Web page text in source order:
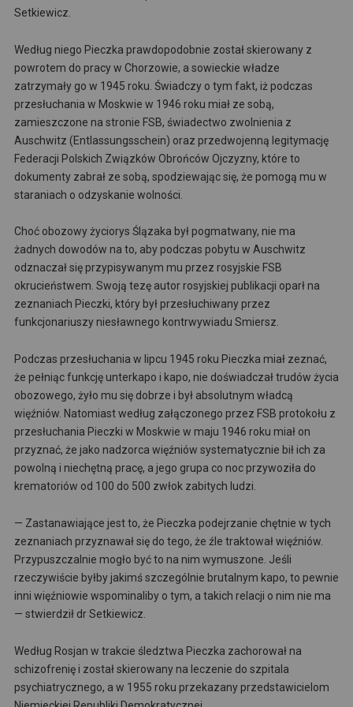
Setkiewicz.
Według niego Pieczka prawdopodobnie został skierowany z
powrotem do pracy w Chorzowie, a sowieckie władze
zatrzymały go w 1945 roku. Świadczy o tym fakt, iż podczas
przesłuchania w Moskwie w 1946 roku miał ze sobą,
zamieszczone na stronie FSB, świadectwo zwolnienia z
Auschwitz (Entlassungsschein) oraz przedwojenną legitymację
Federacji Polskich Związków Obrońców Ojczyzny, które to
dokumenty zabrał ze sobą, spodziewając się, że pomogą mu w
staraniach o odzyskanie wolności.
Choć obozowy życiorys Ślązaka był pogmatwany, nie ma
żadnych dowodów na to, aby podczas pobytu w Auschwitz
odznaczał się przypisywanym mu przez rosyjskie FSB
okrucieństwem. Swoją tezę autor rosyjskiej publikacji oparł na
zeznaniach Pieczki, który był przesłuchiwany przez
funkcjonariuszy niesławnego kontrwywiadu Smiersz.
Podczas przesłuchania w lipcu 1945 roku Pieczka miał zeznać,
że pełniąc funkcję unterkapo i kapo, nie doświadczał trudów życia
obozowego, żyło mu się dobrze i był absolutnym władcą
więźniów. Natomiast według załączonego przez FSB protokołu z
przesłuchania Pieczki w Moskwie w maju 1946 roku miał on
przyznać, że jako nadzorca więźniów systematycznie bił ich za
powolną i niechętną pracę, a jego grupa co noc przywoziła do
krematoriów od 100 do 500 zwłok zabitych ludzi.
— Zastanawiające jest to, że Pieczka podejrzanie chętnie w tych
zeznaniach przyznawał się do tego, że źle traktował więźniów.
Przypuszczalnie mogło być to na nim wymuszone. Jeśli
rzeczywiście byłby jakimś szczególnie brutalnym kapo, to pewnie
inni więźniowie wspominaliby o tym, a takich relacji o nim nie ma
— stwierdził dr Setkiewicz.
Według Rosjan w trakcie śledztwa Pieczka zachorował na
schizofrenię i został skierowany na leczenie do szpitala
psychiatrycznego, a w 1955 roku przekazany przedstawicielom